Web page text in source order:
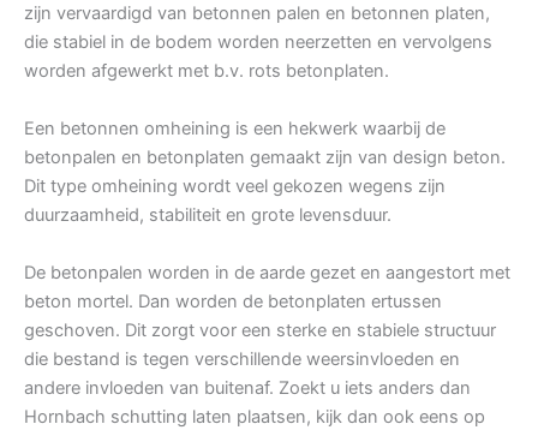
zijn vervaardigd van betonnen palen en betonnen platen,
die stabiel in de bodem worden neerzetten en vervolgens
worden afgewerkt met b.v. rots betonplaten.
Een betonnen omheining is een hekwerk waarbij de
betonpalen en betonplaten gemaakt zijn van design beton.
Dit type omheining wordt veel gekozen wegens zijn
duurzaamheid, stabiliteit en grote levensduur.
De betonpalen worden in de aarde gezet en aangestort met
beton mortel. Dan worden de betonplaten ertussen
geschoven. Dit zorgt voor een sterke en stabiele structuur
die bestand is tegen verschillende weersinvloeden en
andere invloeden van buitenaf. Zoekt u iets anders dan
Hornbach schutting laten plaatsen, kijk dan ook eens op